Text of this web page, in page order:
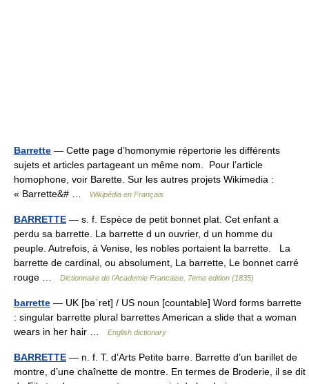
Barrette — Cette page d’homonymie répertorie les différents
sujets et articles partageant un même nom. Pour l’article
homophone, voir Barette. Sur les autres projets Wikimedia :
« Barrette&# …
Wikipédia en Français
BARRETTE — s. f. Espèce de petit bonnet plat. Cet enfant a
perdu sa barrette. La barrette d un ouvrier, d un homme du
peuple. Autrefois, à Venise, les nobles portaient la barrette. La
barrette de cardinal, ou absolument, La barrette, Le bonnet carré
rouge …
Dictionnaire de l'Academie Francaise, 7eme edition (1835)
barrette — UK [bəˈret] / US noun [countable] Word forms barrette
: singular barrette plural barrettes American a slide that a woman
wears in her hair …
English dictionary
BARRETTE — n. f. T. d’Arts Petite barre. Barrette d’un barillet de
montre, d’une chaînette de montre. En termes de Broderie, il se dit